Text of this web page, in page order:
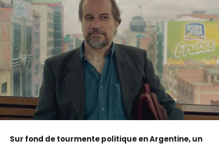
Sur fond de tourmente politique en Argentine, un